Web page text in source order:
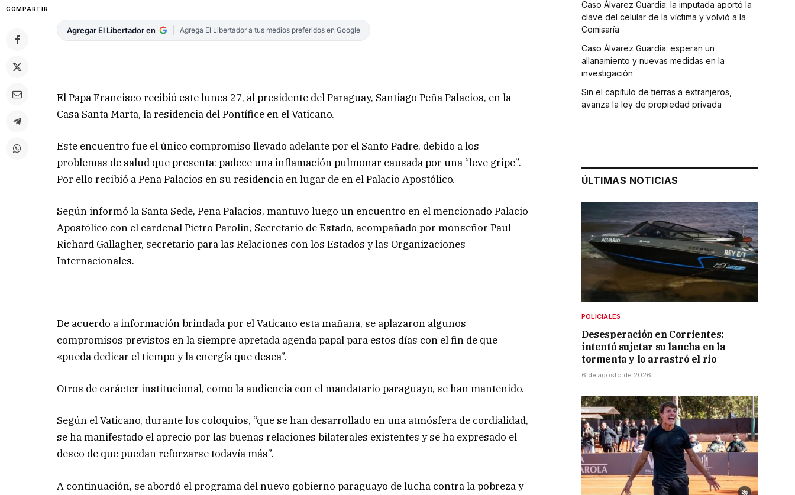
COMPARTIR
Agregar El Libertador en Agrega El Libertador a tus medios preferidos en Google
El Papa Francisco recibió este lunes 27, al presidente del Paraguay, Santiago Peña Palacios, en la
Casa Santa Marta, la residencia del Pontífice en el Vaticano.
Este encuentro fue el único compromiso llevado adelante por el Santo Padre, debido a los
problemas de salud que presenta: padece una inflamación pulmonar causada por una “leve gripe”.
Por ello recibió a Peña Palacios en su residencia en lugar de en el Palacio Apostólico.
Según informó la Santa Sede, Peña Palacios, mantuvo luego un encuentro en el mencionado Palacio
Apostólico con el cardenal Pietro Parolin, Secretario de Estado, acompañado por monseñor Paul
Richard Gallagher, secretario para las Relaciones con los Estados y las Organizaciones
Internacionales.
De acuerdo a información brindada por el Vaticano esta mañana, se aplazaron algunos
compromisos previstos en la siempre apretada agenda papal para estos días con el fin de que
«pueda dedicar el tiempo y la energía que desea”.
Otros de carácter institucional, como la audiencia con el mandatario paraguayo, se han mantenido.
Según el Vaticano, durante los coloquios, “que se han desarrollado en una atmósfera de cordialidad,
se ha manifestado el aprecio por las buenas relaciones bilaterales existentes y se ha expresado el
deseo de que puedan reforzarse todavía más”.
A continuación, se abordó el programa del nuevo gobierno paraguayo de lucha contra la pobreza y
Caso Álvarez Guardia: la imputada aportó la
clave del celular de la víctima y volvió a la
Comisaría
Caso Álvarez Guardia: esperan un
allanamiento y nuevas medidas en la
investigación
Sin el capítulo de tierras a extranjeros,
avanza la ley de propiedad privada
ÚLTIMAS NOTICIAS
POLICIALES
Desesperación en Corrientes:
intentó sujetar su lancha en la
tormenta y lo arrastró el río
6 de agosto de 2026